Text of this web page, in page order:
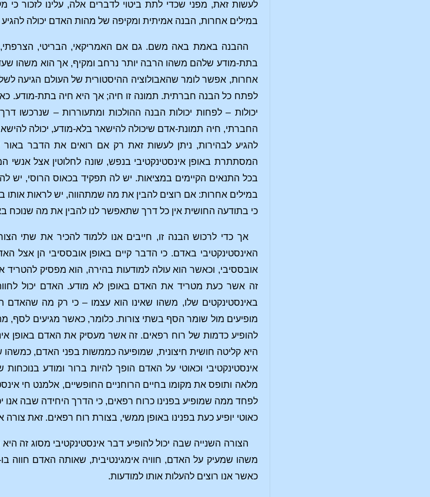
לעשות זאת, מפני שכדי לתת ביטוי לדברים אלה, עלינו לזכור
במילים אחרות, הבנה אמיתית ומקיפה של מהות האדם יכולה
ההבנה באמת באה משם. גם אם האמריקאי, הבריטי, הצרפתי,
בתת-מודע שלהם משהו הרבה יותר נרחב ומקיף, אך הוא משהו
אחרות, אפשר לומר שהאבולוציה ההיסטורית של העולם הגיעה
לפתח כל הבנה חברתית. תמונה זו חיה; אך היא חיה בתת-מודע.
יכולות – לפחות יכולות הבנה ההולכות ומתעוררות –
החברתי, חיה תמונת-אדם שיכולה להישאר בלא-מודע, יכולה
להגיע לבהירות, ניתן לעשות זאת רק אם רואים את הדבר
המסתתרת באופן אינסטינקטיבי בנפש, שונה לחלוטין אצל
בכל התנאים הקיימים במציאות. יש לה תפקיד בכאוס הרוסי,
במילים אחרות: אם רוצים להבין את מה שמתהווה, יש לראות אותו
כי בתודעה החושית אין כל דרך שתאפשר לנו להבין את מה שנוכח
אך כדי לרכוש הבנה זו, חייבים אנו ללמוד להכיר את שתי
האינסטינקטיבי באדם. כי הדבר קיים באופן אובססיבי הן אצל
אובססיבי, וכאשר הוא עולה למודעות בהירה, הוא מפסיק
זה אשר כעת מטריד את האדם באופן לא מודע. האדם יכול
באינסטינקטים שלו, משהו שאינו הוא עצמו – כי רק מה שהאדם
מופיעים מול שומר הסף בשתי צורות. כלומר, כאשר מגיעים לסף,
להופיע כדמות של רוח רפאים. זה אשר מעסיק את האדם באופן
היא קליטה חושית חיצונית, שמופיעה כממשות בפני האדם,
אינסטינקטיבי וכאוטי על האדם הופך להיות ברור ומודע
מלאה ותופס את מקומו בחיים הרוחניים החופשיים, אלמנט חי
לפחד ממה שמופיע בפנינו כרוח רפאים, כי הדרך היחידה שבה אנו
כאוטי יופיע כעת בפנינו באופן ממשי, בצורת רוח רפאים. זאת צורה
הצורה השנייה שבה יכול להופיע דבר אינסטינקטיבי מסוג זה
משהו שמעיק על האדם, חוויה אימגינטיבית, שאותה האדם חווה
כאשר אנו רוצים להעלות אותו למודעות.